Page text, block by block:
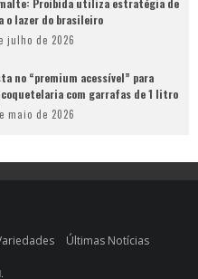
Proibida utiliza estratégia de
o lazer do brasileiro
julho de 2026
no “premium acessível” para
com garrafas de 1 litro
maio de 2026
Últimas Notícias